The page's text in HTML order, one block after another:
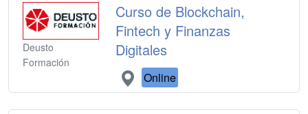
Deusto
Formación
Curso de Blockchain,
Fintech y Finanzas
Digitales
Online